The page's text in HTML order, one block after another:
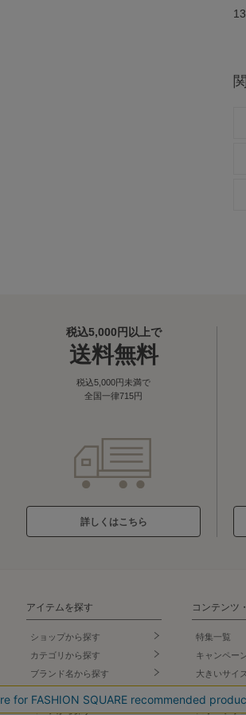
13
税込5,000円以上で
送料無料
税込5,000円未満で
全国一律715円
詳しくはこちら
アイテムを探す
ショップから探す
カテゴリから探す
ブランド名から探す
コンテンツ
特集一覧
キャンペー
大きいサイ
スポーツウ